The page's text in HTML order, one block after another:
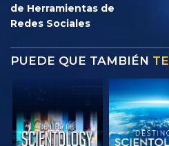
de Herramientas de
Redes Sociales
PUEDE QUE TAMBIÉN TE